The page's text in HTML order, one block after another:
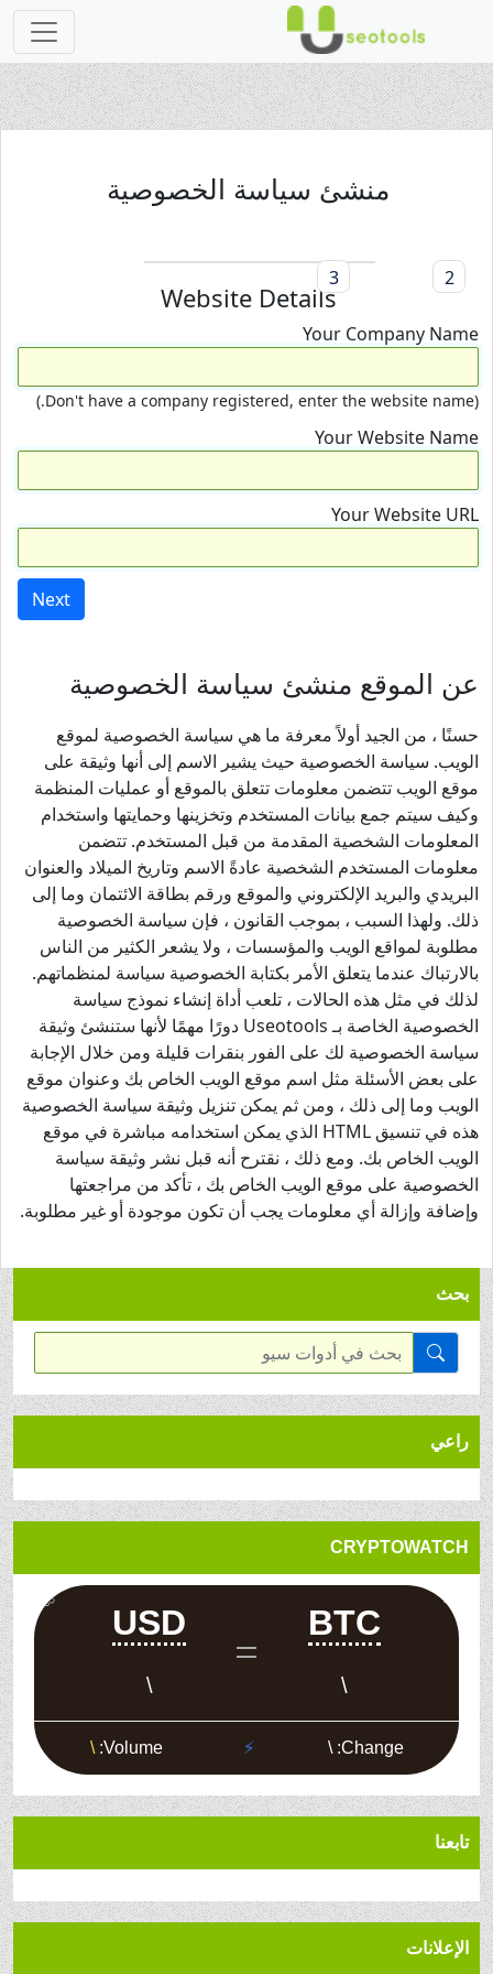
منشئ سياسة الخصوصية
Website Details
Your Company Name
Your Website Name
Your Website URL
Next
عن الموقع منشئ سياسة الخصوصية
حسنًا ، من الجيد أولاً معرفة ما هي سياسة الخصوصية لموقع
الويب. سياسة الخصوصية حيث يشير الاسم إلى أنها وثيقة على
موقع الويب تتضمن معلومات تتعلق بالموقع أو عمليات المنظمة
وكيف سيتم جمع بيانات المستخدم وتخزينها وحمايتها واستخدام
المعلومات الشخصية المقدمة من قبل المستخدم. تتضمن
معلومات المستخدم الشخصية عادةً الاسم وتاريخ الميلاد والعنوان
البريدي والبريد الإلكتروني والموقع ورقم بطاقة الائتمان وما إلى
ذلك. ولهذا السبب ، بموجب القانون ، فإن سياسة الخصوصية
مطلوبة لمواقع الويب والمؤسسات ، ولا يشعر الكثير من الناس
بالارتباك عندما يتعلق الأمر بكتابة الخصوصية سياسة لمنظماتهم.
لذلك في مثل هذه الحالات ، تلعب أداة إنشاء نموذج سياسة
الخصوصية الخاصة بـ Useotools دورًا مهمًا لأنها ستنشئ وثيقة
سياسة الخصوصية لك على الفور بنقرات قليلة ومن خلال الإجابة
على بعض الأسئلة مثل اسم موقع الويب الخاص بك وعنوان موقع
الويب وما إلى ذلك ، ومن ثم يمكن تنزيل وثيقة سياسة الخصوصية
هذه في تنسيق HTML الذي يمكن استخدامه مباشرة في موقع
الويب الخاص بك. ومع ذلك ، نقترح أنه قبل نشر وثيقة سياسة
الخصوصية على موقع الويب الخاص بك ، تأكد من مراجعتها
وإضافة وإزالة أي معلومات يجب أن تكون موجودة أو غير مطلوبة.
بحث
راعي
CRYPTOWATCH
تابعنا
الإعلانات